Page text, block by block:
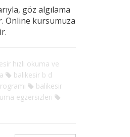
göz algılama
Online kursumuza
hızlı okuma ve
balikesir b d
balikesir
egzersizleri